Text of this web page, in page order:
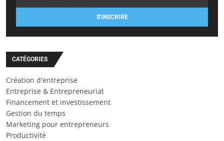
S'INSCRIRE
CATÉGORIES
Création d'entreprise
Entreprise & Entrepreneuriat
Financement et investissement
Gestion du temps
Marketing pour entrepreneurs
Productivité